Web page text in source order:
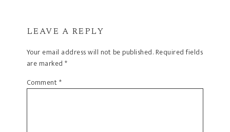
LEAVE A REPLY
Your email address will not be published. Required fields
are marked*
Comment*